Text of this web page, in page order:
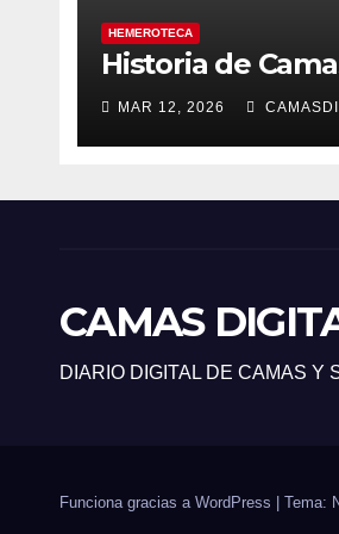
HEMEROTECA
Historia de
MAR 12, 2026
CAMAS
DIARIO DIGITAL DE CAMAS Y
Funciona gracias a WordPress Tema: